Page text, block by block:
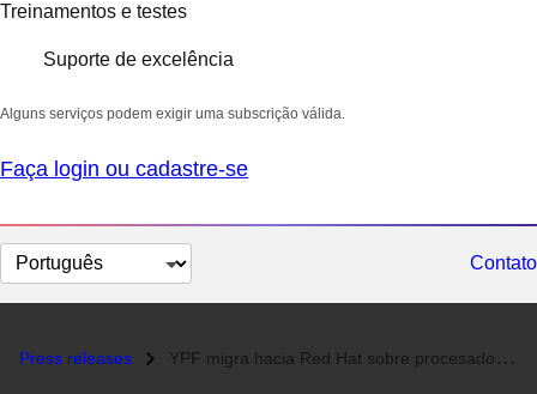
Treinamentos e testes
Suporte de excelência
Alguns serviços podem exigir uma subscrição válida.
Faça login ou cadastre-se
Selecionar
idioma
Contato
Press releases YPF migra hacia Red Hat sobre procesadores Intel y logra reducir costo...